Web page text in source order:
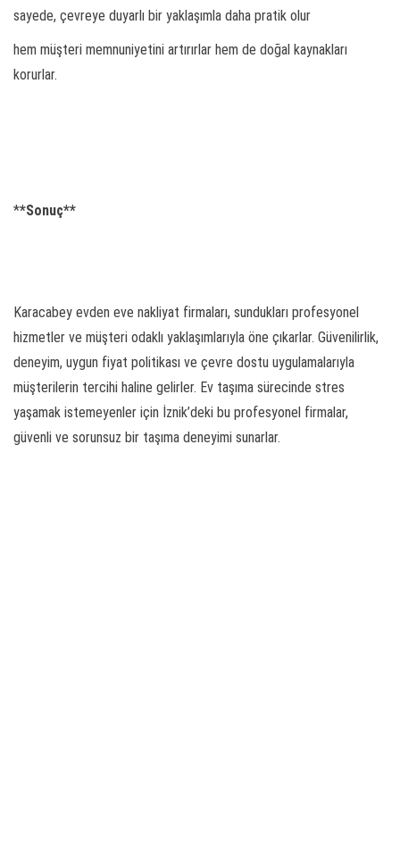
sayede, çevreye duyarlı bir yaklaşımla daha pratik olur
hem müşteri memnuniyetini artırırlar hem de doğal kaynakları
korurlar.
**Sonuç**
Karacabey evden eve nakliyat firmaları, sundukları profesyonel
hizmetler ve müşteri odaklı yaklaşımlarıyla öne çıkarlar. Güvenilirlik,
deneyim, uygun fiyat politikası ve çevre dostu uygulamalarıyla
müşterilerin tercihi haline gelirler. Ev taşıma sürecinde stres
yaşamak istemeyenler için İznik’deki bu profesyonel firmalar,
güvenli ve sorunsuz bir taşıma deneyimi sunarlar.